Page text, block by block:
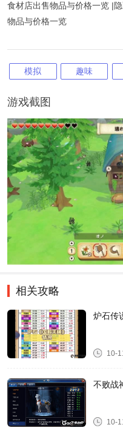
食材店出售物品与价格一览 |
物品与价格一览
模拟 趣味
游戏截图
相关攻略
炉石传
10-
不败战
10-